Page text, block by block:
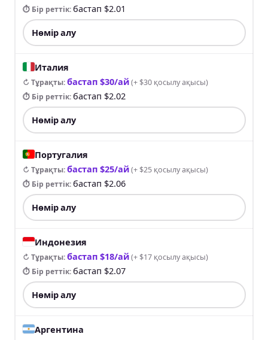
⏱ Бір реттік:бастап $2.01
Нөмір алу
Италия
↻ Тұрақты:бастап $30/ай(+ $30 қосылу ақысы)
⏱ Бір реттік:бастап $2.02
Нөмір алу
Португалия
↻ Тұрақты:бастап $25/ай(+ $25 қосылу ақысы)
⏱ Бір реттік:бастап $2.06
Нөмір алу
Индонезия
↻ Тұрақты:бастап $18/ай(+ $17 қосылу ақысы)
⏱ Бір реттік:бастап $2.07
Нөмір алу
Аргентина